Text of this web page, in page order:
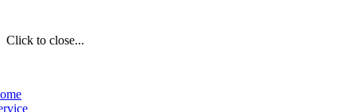
Click to close...